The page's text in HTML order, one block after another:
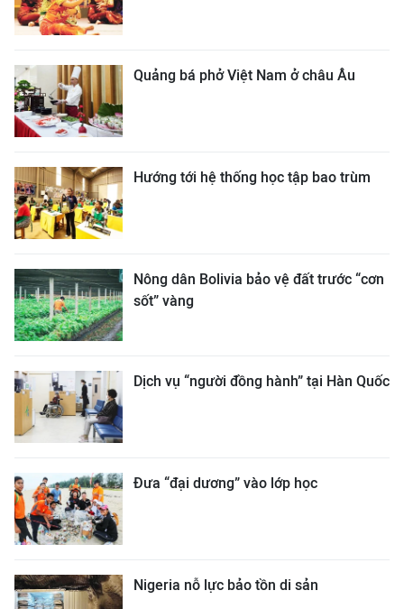
Quảng bá phở Việt Nam ở châu Âu
Hướng tới hệ thống học tập bao trùm
Nông dân Bolivia bảo vệ đất trước “cơn
sốt” vàng
Dịch vụ “người đồng hành” tại Hàn Quốc
Đưa “đại dương” vào lớp học
Nigeria nỗ lực bảo tồn di sản